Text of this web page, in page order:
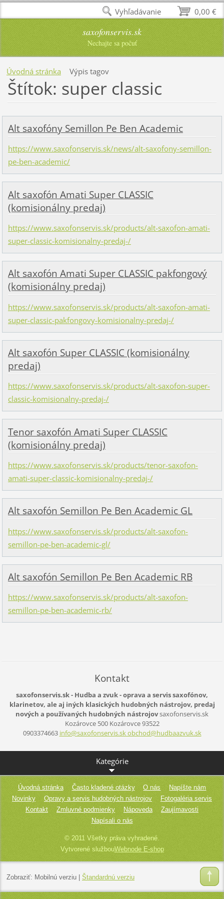
saxofonservis.sk
Nechajte sa počuť
Úvodná stránka Výpis tagov
Štítok: super classic
Alt saxofóny Semillon Pe Ben Academic
https://www.saxofonservis.sk/news/alt-saxofony-semillon-
pe-ben-academic/
Alt saxofón Amati Super CLASSIC
(komisionálny predaj)
https://www.saxofonservis.sk/products/alt-saxofon-amati-
super-classic-komisionalny-predaj-/
Alt saxofón Amati Super CLASSIC pakfongový
(komisionálny predaj)
https://www.saxofonservis.sk/products/alt-saxofon-amati-
super-classic-pakfongovy-komisionalny-predaj-/
Alt saxofón Super CLASSIC (komisionálny
predaj)
https://www.saxofonservis.sk/products/alt-saxofon-super-
classic-komisionalny-predaj-/
Tenor saxofón Amati Super CLASSIC
(komisionálny predaj)
https://www.saxofonservis.sk/products/tenor-saxofon-
amati-super-classic-komisionalny-predaj-/
Alt saxofón Semillon Pe Ben Academic GL
https://www.saxofonservis.sk/products/alt-saxofon-
semillon-pe-ben-academic-gl/
Alt saxofón Semillon Pe Ben Academic RB
https://www.saxofonservis.sk/products/alt-saxofon-
semillon-pe-ben-academic-rb/
Kontakt
saxofonservis.sk - Hudba a zvuk - oprava a servis saxofónov,
klarinetov, ale aj iných klasických hudobných nástrojov, predaj
nových a používaných hudobných nástrojovsaxofonservis.sk
Kozárovce 500Kozárovce93522
0903374663 info@saxofonservis.sk obchod@hudbaazvuk.sk
Kategórie
Úvodná stránka Často kladené otázky O nás
Napíšte nám
Novinky
Opravy a servis hudobných nástrojov
Fotogaléria servis
Kontakt
Zmluvné podmienky Nápoveda
Zaujímavosti
Napísali o nás
© 2011 Všetky práva vyhradené.
Vytvorené službouWebnode E-shop
Zobraziť: Mobilnú verziu| Štandardnú verziu
0,00 €
Vyhľadávanie